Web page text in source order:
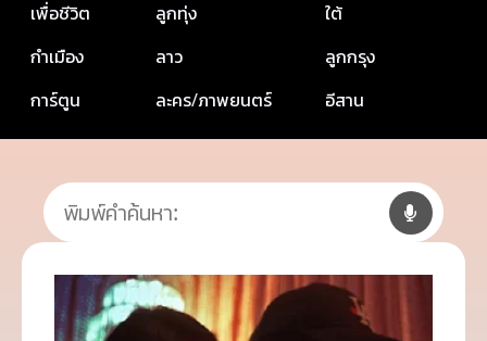
เพื่อชีวิต
ลูกทุ่ง
ใต้
กำเมือง
ลาว
ลูกกรุง
การ์ตูน
ละคร/ภาพยนตร์ อีสาน